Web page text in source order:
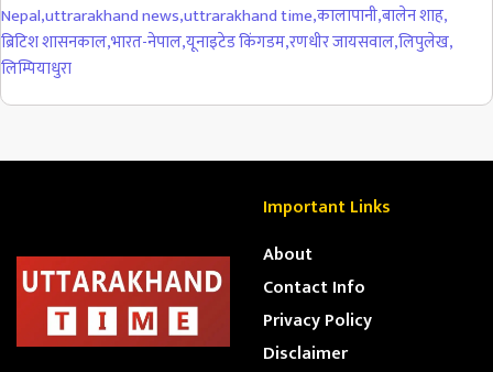
Nepal,uttrarakhand news,uttrarakhand time,कालापानी,बालेन शाह,
ब्रिटिश शासनकाल,भारत-नेपाल,यूनाइटेड किंगडम,रणधीर जायसवाल,लिपुलेख,
लिम्पियाधुरा
Important Links
About
Contact Info
Privacy Policy
Disclaimer